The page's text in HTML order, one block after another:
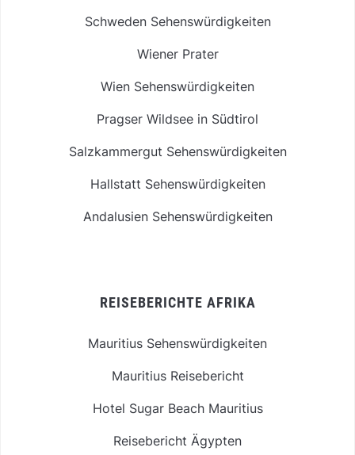
Schweden Sehenswürdigkeiten
Wiener Prater
Wien Sehenswürdigkeiten
Pragser Wildsee in Südtirol
Salzkammergut Sehenswürdigkeiten
Hallstatt Sehenswürdigkeiten
Andalusien Sehenswürdigkeiten
REISEBERICHTE AFRIKA
Mauritius Sehenswürdigkeiten
Mauritius Reisebericht
Hotel Sugar Beach Mauritius
Reisebericht Ägypten